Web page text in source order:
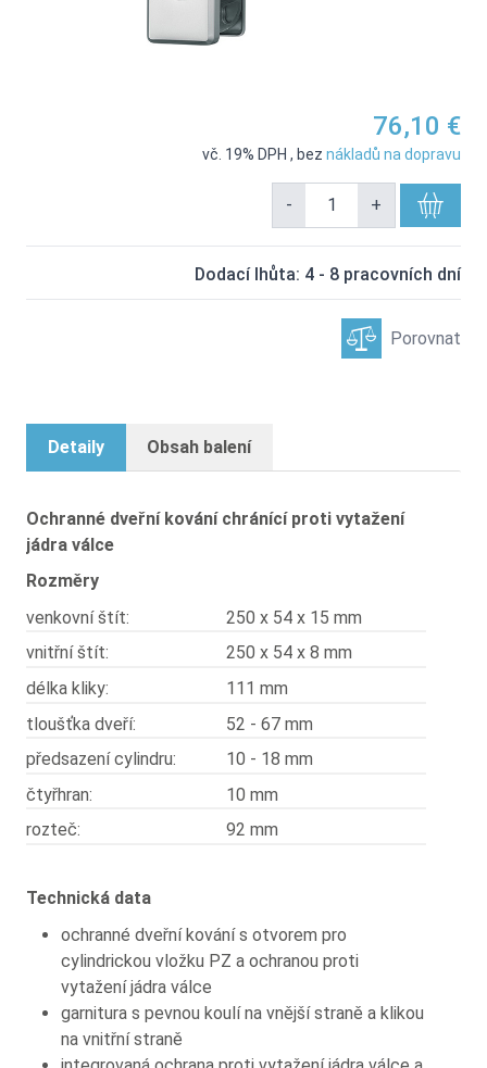
76,10 €
vč. 19% DPH , bez nákladů na dopravu
- +
Dodací lhůta: 4 - 8 pracovních dní
Porovnat
Detaily Obsah balení
Ochranné dveřní kování chránící proti vytažení
jádra válce
Rozměry
venkovní štít:
250 x 54 x 15 mm
vnitřní štít:
250 x 54 x 8 mm
délka kliky:
111 mm
tloušťka dveří:
52 - 67 mm
předsazení cylindru:
10 - 18 mm
čtyřhran:
10 mm
rozteč:
92 mm
Technická data
ochranné dveřní kování s otvorem pro
cylindrickou vložku PZ a ochranou proti
vytažení jádra válce
garnitura s pevnou koulí na vnější straně a klikou
na vnitřní straně